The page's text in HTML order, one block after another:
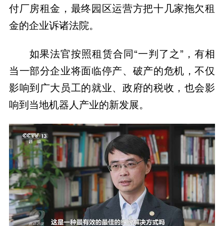
付厂房租金，最终园区运营方把十几家拖欠租
金的企业诉诸法院。
如果法官按照租赁合同“一判了之”，有相
当一部分企业将面临停产、破产的危机，不仅
影响到广大员工的就业、政府的税收，也会影
响到当地机器人产业的新发展。